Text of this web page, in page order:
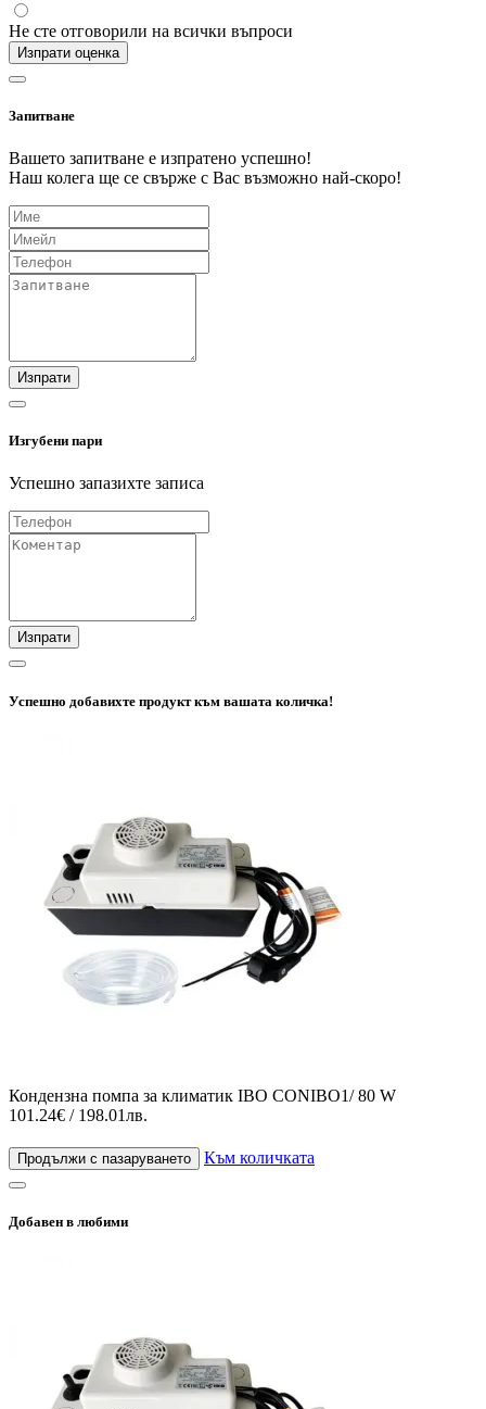
Не сте отговорили на всички въпроси
Изпрати оценка
Запитване
Вашето запитване е изпратено успешно!
Наш колега ще се свърже с Вас възможно най-скоро!
Изпрати
Изгубени пари
Успешно запазихте записа
Изпрати
Успешно добавихте продукт към вашата количка!
Кондензна помпа за климатик IBO CONIBO1/ 80 W
101.24€ / 198.01лв.
Продължи с пазаруването Към количката
Добавен в любими